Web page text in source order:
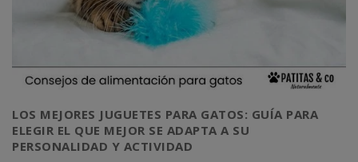
LOS MEJORES JUGUETES PARA GATOS: GUÍA PARA
ELEGIR EL QUE MEJOR SE ADAPTA A SU
PERSONALIDAD Y ACTIVIDAD